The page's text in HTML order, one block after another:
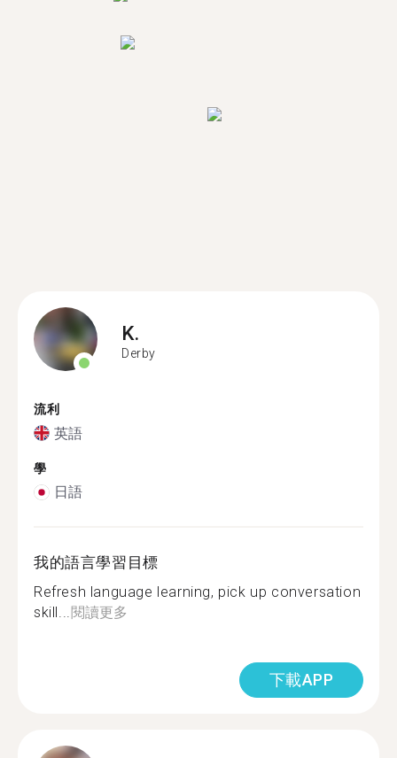
K.
Derby
流利
英語
學
日語
我的語言學習目標
Refresh language learning, pick up conversation
skill...閱讀更多
下載APP